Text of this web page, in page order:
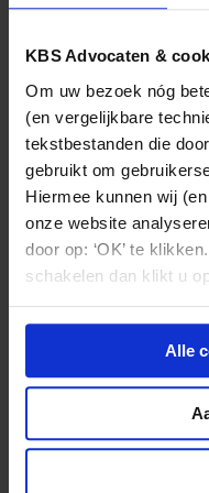
KBS Advocaten &
Om uw bezoek nóg
(en vergelijkbare
tekstbestanden die
gebruikt om
Hiermee kunnen wij
onze website
door op: ‘OK’ te
schakelen dan klikt u
Alle
KBS
Nieuws & kennis
Ook